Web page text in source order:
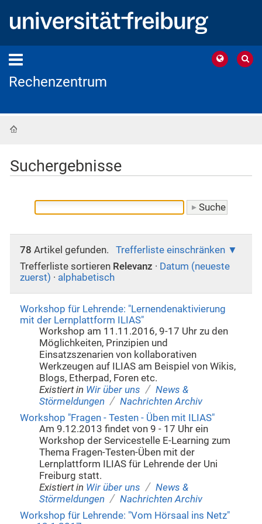
Rechenzentrum
Suchergebnisse
78 Artikel gefunden.
Trefferliste einschränken
Trefferliste sortieren Relevanz · Datum (neueste
zuerst) · alphabetisch
Workshop für Lehrende: "Lernendenaktivierung
mit der Lernplattform ILIAS"
Workshop am 11.11.2016, 9-17 Uhr zu den
Möglichkeiten, Prinzipien und
Einsatzszenarien von kollaborativen
Werkzeugen auf ILIAS am Beispiel von Wikis,
Blogs, Etherpad, Foren etc.
Existiert in Wir über uns / News &
Störmeldungen / Nachrichten Archiv
Workshop "Fragen - Testen - Üben mit ILIAS"
Am 9.12.2013 findet von 9 - 17 Uhr ein
Workshop der Servicestelle E-Learning zum
Thema Fragen-Testen-Üben mit der
Lernplattform ILIAS für Lehrende der Uni
Freiburg statt.
Existiert in Wir über uns / News &
Störmeldungen / Nachrichten Archiv
Workshop für Lehrende: "Vom Hörsaal ins Netz"